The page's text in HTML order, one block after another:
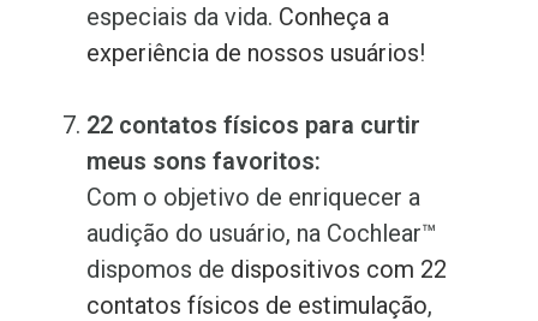
especiais da vida. Conheça a
experiência de nossos usuários!
22 contatos físicos para curtir
meus sons favoritos:
Com o objetivo de enriquecer a
audição do usuário, na Cochlear™
dispomos de dispositivos com 22
contatos físicos de estimulação,